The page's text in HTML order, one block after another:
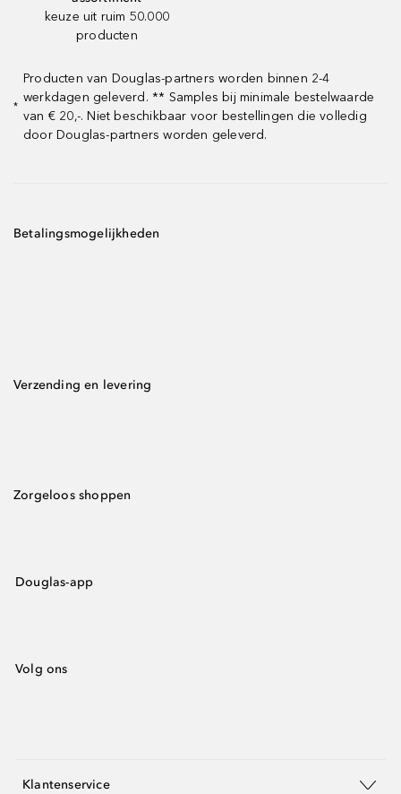
keuze uit ruim 50.000
producten
*
Producten van Douglas-partners worden binnen 2-4
werkdagen geleverd. ** Samples bij minimale bestelwaarde
van € 20,-. Niet beschikbaar voor bestellingen die volledig
door Douglas-partners worden geleverd.
Betalingsmogelijkheden
Verzending en levering
Zorgeloos shoppen
Douglas-app
Volg ons
Klantenservice